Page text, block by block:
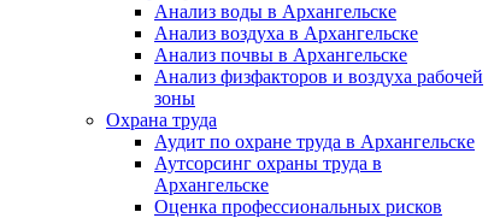
Анализ воды в Архангельске
Анализ воздуха в Архангельске
Анализ почвы в Архангельске
Анализ физфакторов и воздуха рабочей
зоны
Охрана труда
Аудит по охране труда в Архангельске
Аутсорсинг охраны труда в
Архангельске
Оценка профессиональных рисков